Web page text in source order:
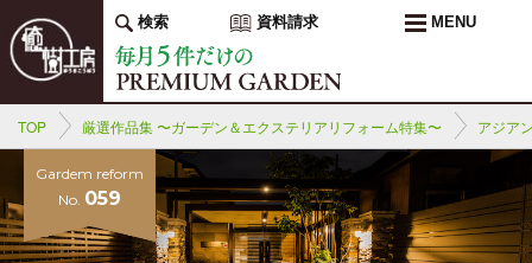
検索 資料請求 MENU
TOP 厳選作品集 〜ガーデン＆エクステリアリフォーム特集〜 アジア
Gardem reform
No. 059